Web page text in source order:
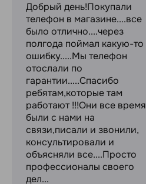
Добрый день!Покупали
телефон в магазине....все
было отлично....через
полгода поймал какую-то
ошибку.....Мы телефон
отослали по
гарантии.....Спасибо
ребятам,которые там
работают !!!Они все время
были с нами на
связи,писали и звонили,
консультировали и
объясняли все....Просто
профессионалы своего
дел...